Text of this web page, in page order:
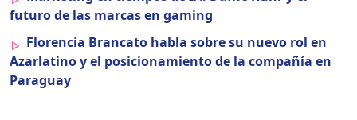
futuro de las mar­cas en gam­ing
Flo­ren­cia Bran­ca­to habla sobre su nue­vo rol en
Azarlati­no y el posi­cionamien­to de la com­pañía en
Paraguay